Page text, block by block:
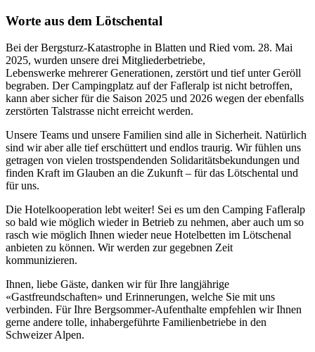
Worte aus dem Lötschental
Bei der Bergsturz-Katastrophe in Blatten und Ried vom. 28. Mai
2025, wurden unsere drei Mitgliederbetriebe,
Lebenswerke mehrerer Generationen, zerstört und tief unter Geröll
begraben. Der Campingplatz auf der Fafleralp ist nicht betroffen,
kann aber sicher für die Saison 2025 und 2026 wegen der ebenfalls
zerstörten Talstrasse nicht erreicht werden.
Unsere Teams und unsere Familien sind alle in Sicherheit. Natürlich
sind wir aber alle tief erschüttert und endlos traurig. Wir fühlen uns
getragen von vielen trostspendenden Solidaritätsbekundungen und
finden Kraft im Glauben an die Zukunft – für das Lötschental und
für uns.
Die Hotelkooperation lebt weiter! Sei es um den Camping Fafleralp
so bald wie möglich wieder in Betrieb zu nehmen, aber auch um so
rasch wie möglich Ihnen wieder neue Hotelbetten im Lötschenal
anbieten zu können. Wir werden zur gegebnen Zeit
kommunizieren.
Ihnen, liebe Gäste, danken wir für Ihre langjährige
«Gastfreundschaften» und Erinnerungen, welche Sie mit uns
verbinden. Für Ihre Bergsommer-Aufenthalte empfehlen wir Ihnen
gerne andere tolle, inhabergeführte Familienbetriebe in den
Schweizer Alpen.